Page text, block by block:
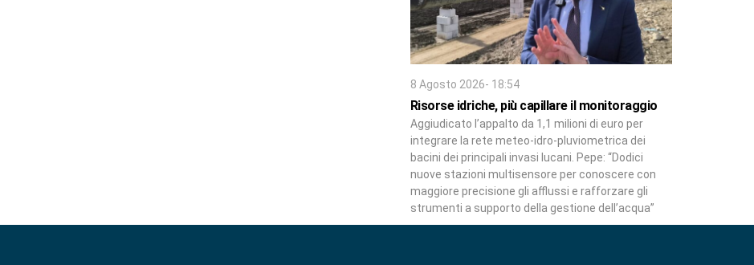
8 Agosto 2026- 18:54
Risorse idriche, più capillare il monitoraggio
Aggiudicato l’appalto da 1,1 milioni di euro per
integrare la rete meteo-idro-pluviometrica dei
bacini dei principali invasi lucani. Pepe: “Dodici
nuove stazioni multisensore per conoscere con
maggiore precisione gli afflussi e rafforzare gli
strumenti a supporto della gestione dell’acqua”